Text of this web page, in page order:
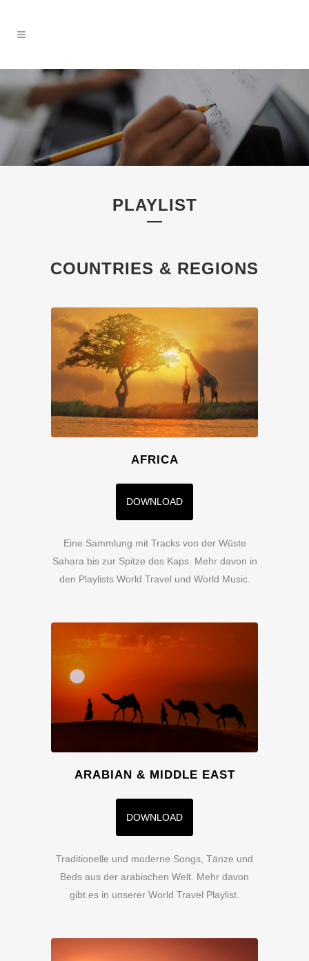
PLAYLIST
COUNTRIES & REGIONS
AFRICA
DOWNLOAD
Eine Sammlung mit Tracks von der Wüste
Sahara bis zur Spitze des Kaps. Mehr davon in
den Playlists World Travel und World Music.
ARABIAN & MIDDLE EAST
DOWNLOAD
Traditionelle und moderne Songs, Tänze und
Beds aus der arabischen Welt. Mehr davon
gibt es in unserer World Travel Playlist.